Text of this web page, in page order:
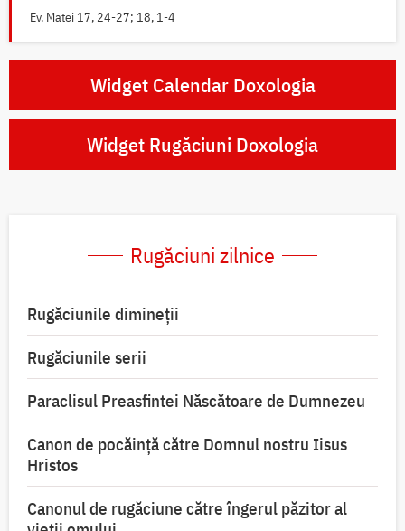
Ev. Matei 17, 24-27; 18, 1-4
Widget Calendar Doxologia
Widget Rugăciuni Doxologia
Rugăciuni zilnice
Rugăciunile dimineții
Rugăciunile serii
Paraclisul Preasfintei Născătoare de Dumnezeu
Canon de pocăință către Domnul nostru Iisus
Hristos
Canonul de rugăciune către îngerul păzitor al